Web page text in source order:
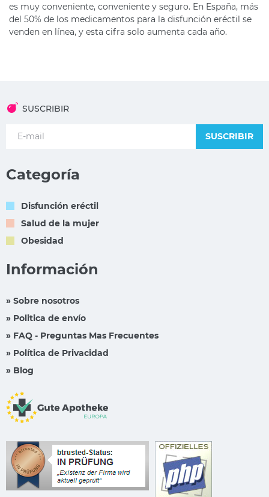
es muy conveniente, conveniente y seguro. En España, más
del 50% de los medicamentos para la disfunción eréctil se
venden en línea, y esta cifra solo aumenta cada año.
SUSCRIBIR
SUSCRIBIR
Categoría
Disfunción eréctil
Salud de la mujer
Obesidad
Información
» Sobre nosotros
» Politica de envío
» FAQ - Preguntas Mas Frecuentes
» Política de Privacidad
» Blog